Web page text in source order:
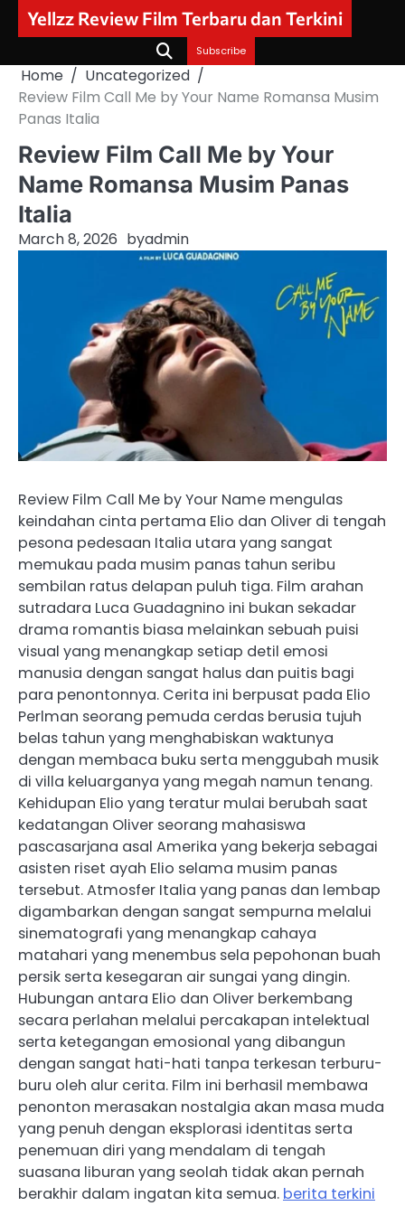
SkipYellzz Review Film Terbaru dan Terkini
Subscribe
Home
Uncategorized
Review Film Call Me by Your Name Romansa Musim
Panas Italia
Review Film Call Me by Your
Name Romansa Musim Panas
Italia
March 8, 2026 byadmin
Review Film Call Me by Your Name mengulas
keindahan cinta pertama Elio dan Oliver di tengah
pesona pedesaan Italia utara yang sangat
memukau pada musim panas tahun seribu
sembilan ratus delapan puluh tiga. Film arahan
sutradara Luca Guadagnino ini bukan sekadar
drama romantis biasa melainkan sebuah puisi
visual yang menangkap setiap detil emosi
manusia dengan sangat halus dan puitis bagi
para penontonnya. Cerita ini berpusat pada Elio
Perlman seorang pemuda cerdas berusia tujuh
belas tahun yang menghabiskan waktunya
dengan membaca buku serta menggubah musik
di villa keluarganya yang megah namun tenang.
Kehidupan Elio yang teratur mulai berubah saat
kedatangan Oliver seorang mahasiswa
pascasarjana asal Amerika yang bekerja sebagai
asisten riset ayah Elio selama musim panas
tersebut. Atmosfer Italia yang panas dan lembap
digambarkan dengan sangat sempurna melalui
sinematografi yang menangkap cahaya
matahari yang menembus sela pepohonan buah
persik serta kesegaran air sungai yang dingin.
Hubungan antara Elio dan Oliver berkembang
secara perlahan melalui percakapan intelektual
serta ketegangan emosional yang dibangun
dengan sangat hati-hati tanpa terkesan terburu-
buru oleh alur cerita. Film ini berhasil membawa
penonton merasakan nostalgia akan masa muda
yang penuh dengan eksplorasi identitas serta
penemuan diri yang mendalam di tengah
suasana liburan yang seolah tidak akan pernah
berakhir dalam ingatan kita semua. berita terkini